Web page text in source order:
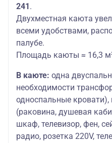
241.
Двухместная каюта
всеми удобствами,
палубе.
Площадь каюты ≈ 16,3
В каюте: одна
необходимости
односпальные
(раковина, душевая
шкаф, телевизор, фен,
радио, розетка 220V,